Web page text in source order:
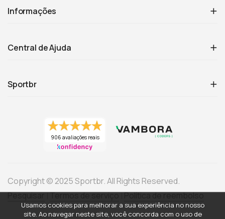
Informações
Central de Ajuda
Sportbr
906 avaliações reais
Copyright © 2025 Sportbr. All Rights Reserved.
Pesquisar Termos de serviço Política de reembolso
Usamos cookies para melhorar a sua experiência no nosso
site. Ao navegar neste site, você concorda com o uso de